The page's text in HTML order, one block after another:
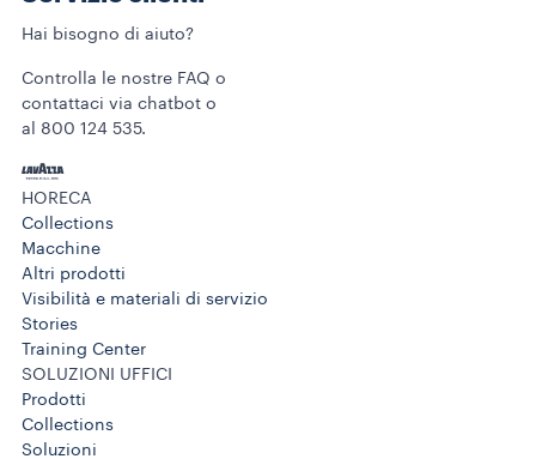
Hai bisogno di aiuto?
Controlla le nostre FAQ o
contattaci via chatbot o
al 800 124 535.
HORECA
Collections
Macchine
Altri prodotti
Visibilità e materiali di servizio
Stories
Training Center
SOLUZIONI UFFICI
Prodotti
Collections
Soluzioni